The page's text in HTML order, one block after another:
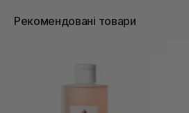
Рекомендовані товари